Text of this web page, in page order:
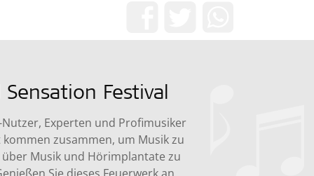
Sensation Festival
Experten und Profimusiker
zusammen, um Musik zu
Musik und Hörimplantate zu